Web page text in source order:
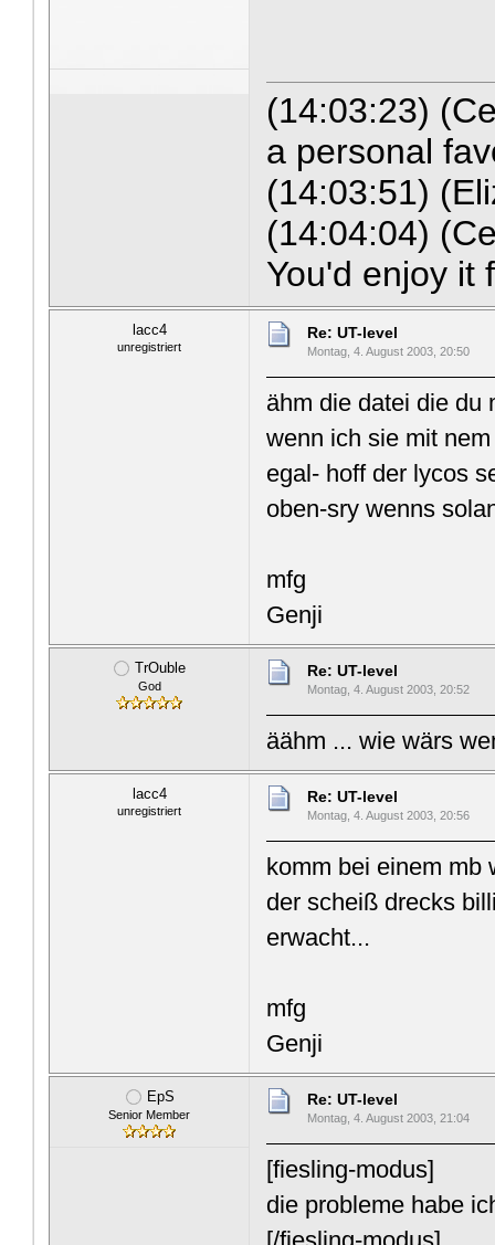
(14:03:23)
a personal
(14:03:51)
(14:04:04)
You'd enjoy it
lacc4
unregistriert
Re: UT-level
Montag, 4. August 2003, 20:50
ähm die datei die du
wenn ich sie mit
egal- hoff der lycos
oben-sry wenns
mfg
Genji
TrOuble
God
Re: UT-level
Montag, 4. August 2003, 20:52
äähm ... wie wärs
lacc4
unregistriert
Re: UT-level
Montag, 4. August 2003, 20:56
komm bei einem mb
der scheiß drecks
erwacht...
mfg
Genji
EpS
Senior Member
Re: UT-level
Montag, 4. August 2003, 21:04
[fiesling-modus]
die probleme habe